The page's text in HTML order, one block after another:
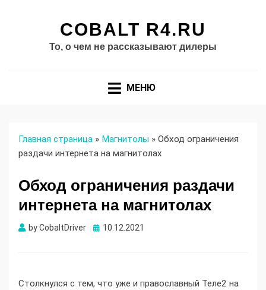
COBALT R4.RU
То, о чем не рассказывают дилеры
МЕНЮ
Главная страница » Магнитолы » Обход ограничения
раздачи интернета на магнитолах
Обход ограничения раздачи
интернета на магнитолах
byCobaltDriver Опубликовано
10.12.2021
Столкнулся с тем, что уже и православный Теле2 на